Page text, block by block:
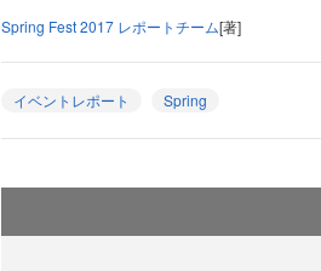
Spring Fest 2017 レポートチーム[著]
イベントレポート Spring